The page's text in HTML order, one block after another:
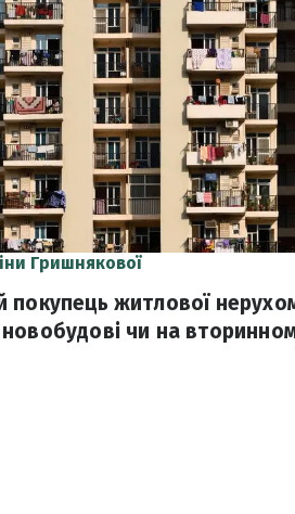
Гришнякової
покупець житлової
чи на